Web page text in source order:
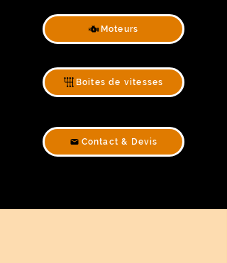
Moteurs
Boites de vitesses
Contact & Devis